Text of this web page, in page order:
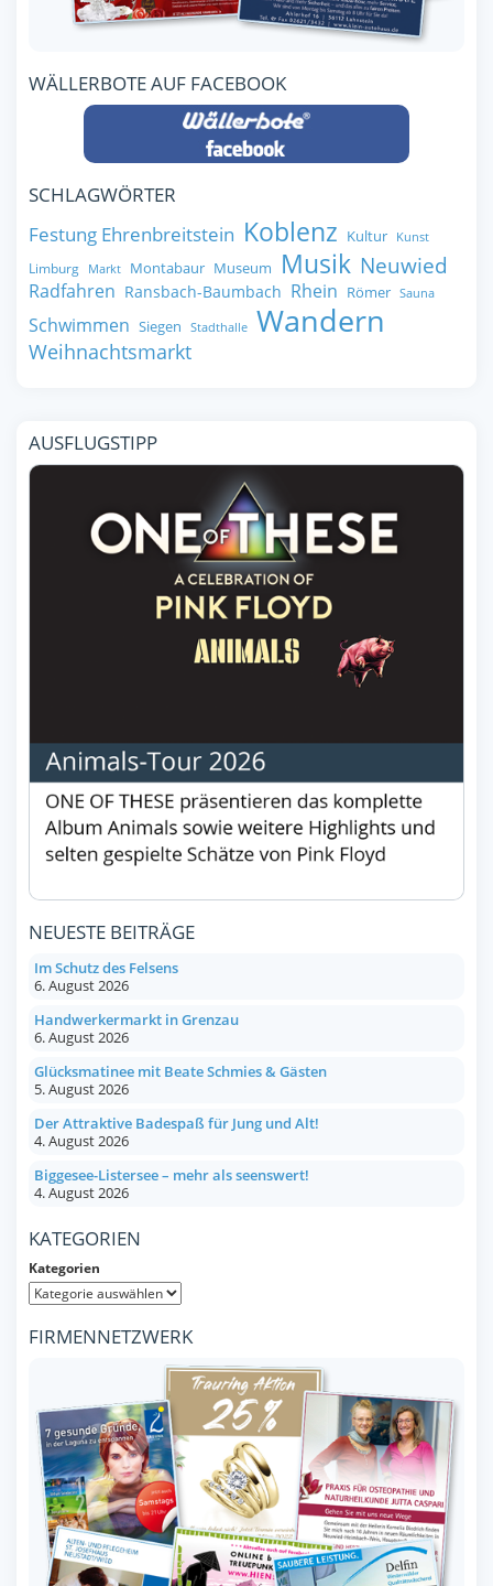
WÄLLERBOTE AUF FACEBOOK
SCHLAGWÖRTER
Festung Ehrenbreitstein Koblenz Kultur Kunst
Limburg Markt Montabaur Museum Musik Neuwied
Radfahren Ransbach-Baumbach Rhein Römer Sauna
Schwimmen Siegen Stadthalle Wandern
Weihnachtsmarkt
AUSFLUGSTIPP
NEUESTE BEITRÄGE
Im Schutz des Felsens
6. August 2026
Handwerkermarkt in Grenzau
6. August 2026
Glücksmatinee mit Beate Schmies & Gästen
5. August 2026
Der Attraktive Badespaß für Jung und Alt!
4. August 2026
Biggesee-Listersee – mehr als seenswert!
4. August 2026
KATEGORIEN
Kategorien
FIRMENNETZWERK